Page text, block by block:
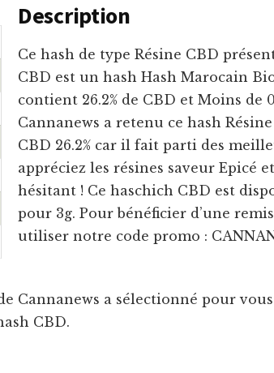
Description
Ce hash de type Résine CBD
CBD est un hash Hash Marocain
contient 26.2% de CBD et Moins de
Cannanews a retenu ce hash
CBD 26.2% car il fait parti des
appréciez les résines saveur Epicé
hésitant ! Ce haschich CBD est
pour 3g. Pour bénéficier d’une
utiliser notre code promo :
de Cannanews a sélectionné pour
CBD.